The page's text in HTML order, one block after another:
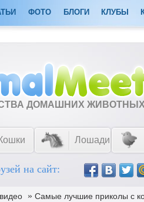
ФОТО БЛОГИ КЛУБЫ
ДОМАШНИХ
Кошки Лошади
на сайт:
» Самые лучшие приколы с